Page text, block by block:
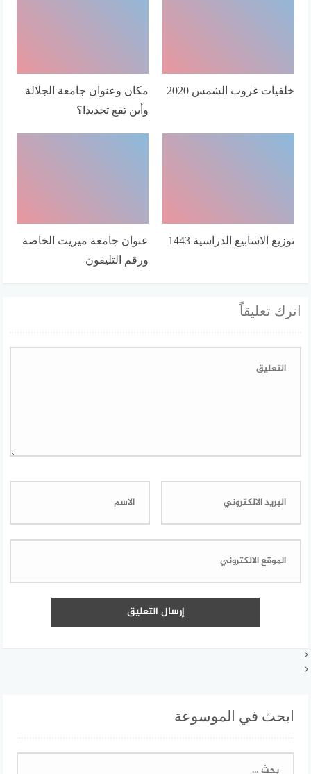
خلفيات غروب الشمس 2020
مكان وعنوان جامعة الجلالة
وأين تقع تحديدا؟
توزيع الاسابيع الدراسية 1443
عنوان جامعة ميريت الخاصة
ورقم التليفون
اترك تعليقاً
ابحث في الموسوعة
البحث